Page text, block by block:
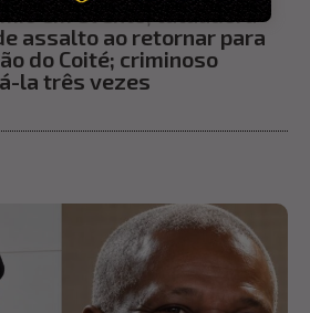
em evento, tatuadora
assalto ao retornar para
do Coité; criminoso
la três vezes